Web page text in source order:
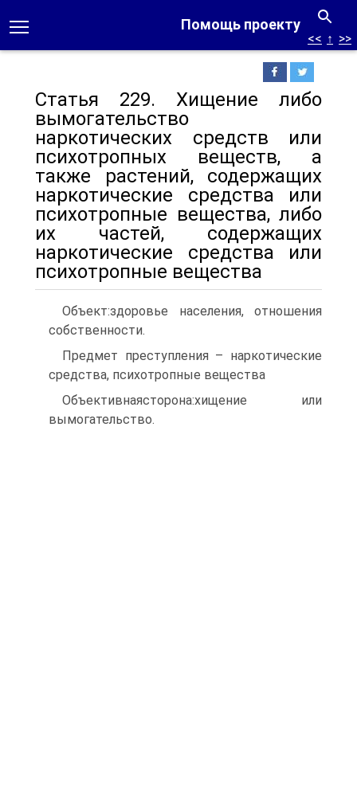
Помощь проекту
<< ↑ >>
Статья 229. Хищение либо
вымогательство
наркотических средств или
психотропных веществ, а
также растений, содержащих
наркотические средства или
психотропные вещества, либо
их частей, содержащих
наркотические средства или
психотропные вещества
Объект:здоровье населения, отношения
собственности.
Предмет преступления – наркотические
средства, психотропные вещества
Объективнаясторона:хищение или
вымогательство.